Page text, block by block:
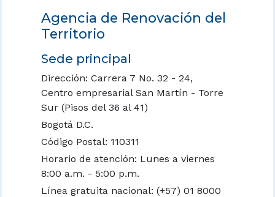
Agencia de Renovación del
Territorio
Sede principal
Dirección: Carrera 7 No. 32 - 24,
Centro empresarial San Martín - Torre
Sur (Pisos del 36 al 41)
Bogotá D.C.
Código Postal: 110311
Horario de atención: Lunes a viernes
8:00 a.m. - 5:00 p.m.
Línea gratuita nacional: (+57) 01 8000